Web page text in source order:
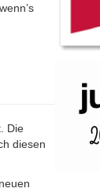
Die
diesen